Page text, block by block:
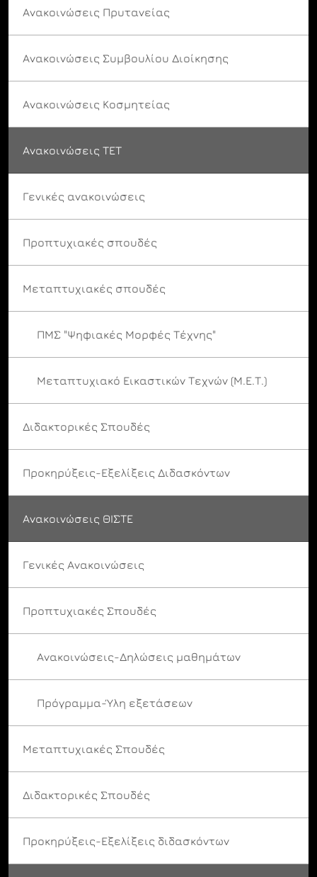
Ανακοινώσεις Πρυτανείας
Ανακοινώσεις Συμβουλίου Διοίκησης
Ανακοινώσεις Κοσμητείας
Ανακοινώσεις ΤΕΤ
Γενικές ανακοινώσεις
Προπτυχιακές σπουδές
Μεταπτυχιακές σπουδές
ΠΜΣ "Ψηφιακές Μορφές Τέχνης"
Μεταπτυχιακό Εικαστικών Τεχνών (Μ.Ε.Τ.)
Διδακτορικές Σπουδές
Προκηρύξεις-Εξελίξεις Διδασκόντων
Ανακοινώσεις ΘΙΣΤΕ
Γενικές Ανακοινώσεις
Προπτυχιακές Σπουδές
Ανακοινώσεις-Δηλώσεις μαθημάτων
Πρόγραμμα-Ύλη εξετάσεων
Μεταπτυχιακές Σπουδές
Διδακτορικές Σπουδές
Προκηρύξεις-Εξελίξεις διδασκόντων